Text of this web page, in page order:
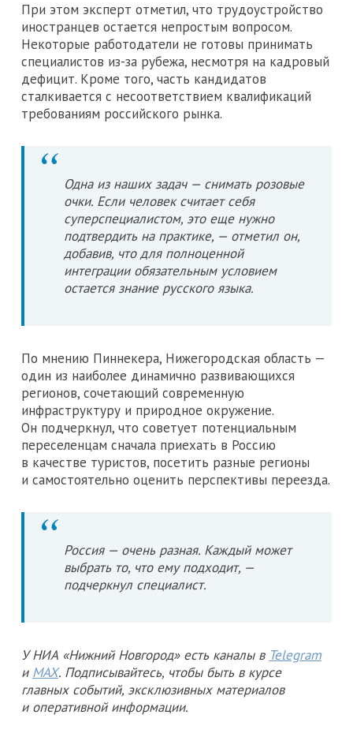
При этом эксперт отметил, что трудоустройство
иностранцев остается непростым вопросом.
Некоторые работодатели не готовы принимать
специалистов из-за рубежа, несмотря на кадровый
дефицит. Кроме того, часть кандидатов
сталкивается с несоответствием квалификаций
требованиям российского рынка.
Одна из наших задач — снимать розовые
очки. Если человек считает себя
суперспециалистом, это еще нужно
подтвердить на практике, — отметил он,
добавив, что для полноценной
интеграции обязательным условием
остается знание русского языка.
По мнению Пиннекера, Нижегородская область —
один из наиболее динамично развивающихся
регионов, сочетающий современную
инфраструктуру и природное окружение.
Он подчеркнул, что советует потенциальным
переселенцам сначала приехать в Россию
в качестве туристов, посетить разные регионы
и самостоятельно оценить перспективы переезда.
Россия — очень разная. Каждый может
выбрать то, что ему подходит, —
подчеркнул специалист.
У НИА «Нижний Новгород» есть каналы в Telegram
и MAX. Подписывайтесь, чтобы быть в курсе
главных событий, эксклюзивных материалов
и оперативной информации.